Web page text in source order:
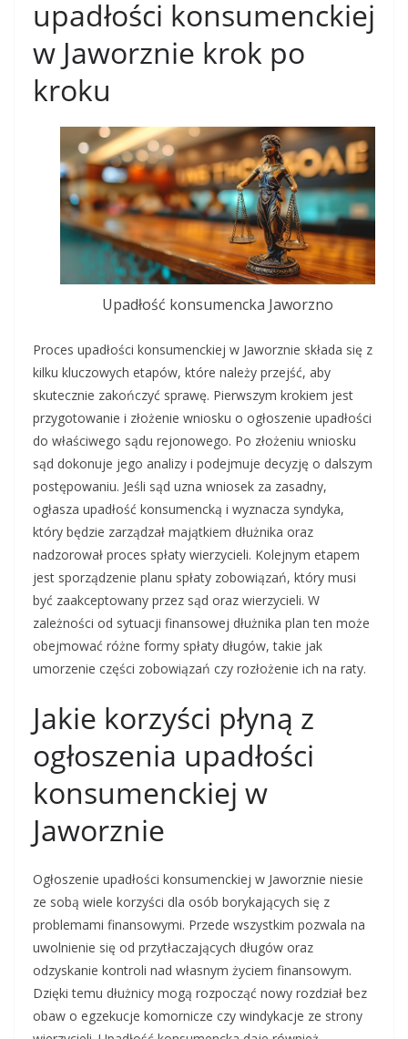
upadłości konsumenckiej
w Jaworznie krok po
kroku
Upadłość konsumencka Jaworzno
Proces upadłości konsumenckiej w Jaworznie składa się z
kilku kluczowych etapów, które należy przejść, aby
skutecznie zakończyć sprawę. Pierwszym krokiem jest
przygotowanie i złożenie wniosku o ogłoszenie upadłości
do właściwego sądu rejonowego. Po złożeniu wniosku
sąd dokonuje jego analizy i podejmuje decyzję o dalszym
postępowaniu. Jeśli sąd uzna wniosek za zasadny,
ogłasza upadłość konsumencką i wyznacza syndyka,
który będzie zarządzał majątkiem dłużnika oraz
nadzorował proces spłaty wierzycieli. Kolejnym etapem
jest sporządzenie planu spłaty zobowiązań, który musi
być zaakceptowany przez sąd oraz wierzycieli. W
zależności od sytuacji finansowej dłużnika plan ten może
obejmować różne formy spłaty długów, takie jak
umorzenie części zobowiązań czy rozłożenie ich na raty.
Jakie korzyści płyną z
ogłoszenia upadłości
konsumenckiej w
Jaworznie
Ogłoszenie upadłości konsumenckiej w Jaworznie niesie
ze sobą wiele korzyści dla osób borykających się z
problemami finansowymi. Przede wszystkim pozwala na
uwolnienie się od przytłaczających długów oraz
odzyskanie kontroli nad własnym życiem finansowym.
Dzięki temu dłużnicy mogą rozpocząć nowy rozdział bez
obaw o egzekucje komornicze czy windykacje ze strony